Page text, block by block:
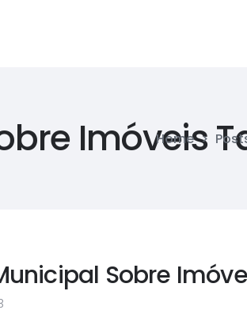
Imóveis
Home >
Sobre